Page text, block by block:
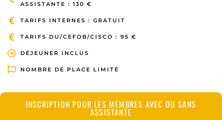
ASSISTANTE : 130 €
TARIFS INTERNES : GRATUIT
TARIFS DU/CEFOB/CISCO : 95 €
DÉJEUNER INCLUS
NOMBRE DE PLACE LIMITÉ
INSCRIPTION POUR LES MEMBRES AVEC OU SANS
ASSISTANTE